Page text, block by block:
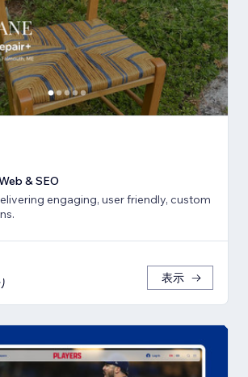
& SEO
engaging, user friendly, custom
表示